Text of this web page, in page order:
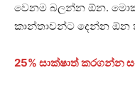
වෙනම බලන්න ඕන.
කාන්තාවන්ට දෙන්න ඕන
25% සාක්ෂාත් කරගන්න